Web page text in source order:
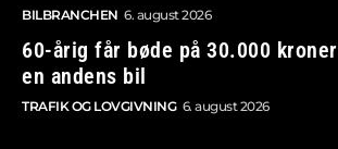
BILBRANCHEN 6. august 2026
60-årig får bøde på 30.000
en andens bil
TRAFIK OG LOVGIVNING 6. august 2026